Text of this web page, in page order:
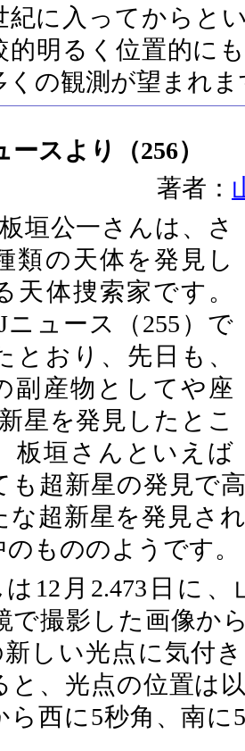
紀に入ってからと
的明るく位置的に
くの観測が望まれま
スより（256）
著者：
垣公一さんは、さ
類の天体を発見し
天体捜索家です。
ニュース（255）で
とおり、先日も、
副産物としてや座
星を発見したとこ
板垣さんといえば
も超新星の発見で
な超新星を発見さ
もののようです。
12月2.473日に
で撮影した画像か
新しい光点に気付
と、光点の位置は
ら西に5秒角、南に